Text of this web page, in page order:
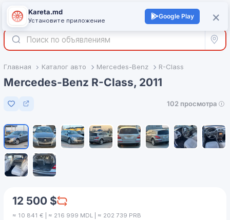
Войти +
Все
Главная Каталог авто Mercedes-Benz R-Class
Mercedes-Benz R-Class, 2011
Добавить в избранное
102 просмотра
12 500 $
≈ 10 841 € | ≈ 216 999 MDL | ≈ 202 739 PRB
×
Kareta.md
Установите приложение
Google Play